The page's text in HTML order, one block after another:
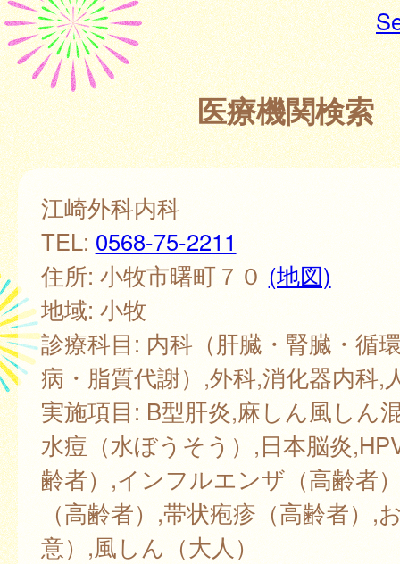
医療機関検索
江崎外科内科
TEL: 0568-75-2211
住所: 小牧市曙町７０ (地図)
地域: 小牧
診療科目: 内科（肝臓・腎臓・循
病・脂質代謝）,外科,消化器内科,
実施項目: B型肝炎,麻しん風しん
水痘（水ぼうそう）,日本脳炎
齢者）,インフルエンザ（高齢者
（高齢者）,帯状疱疹（高齢者）,
意）,風しん（大人）